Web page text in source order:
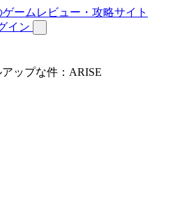
イン
ップな件：ARISE